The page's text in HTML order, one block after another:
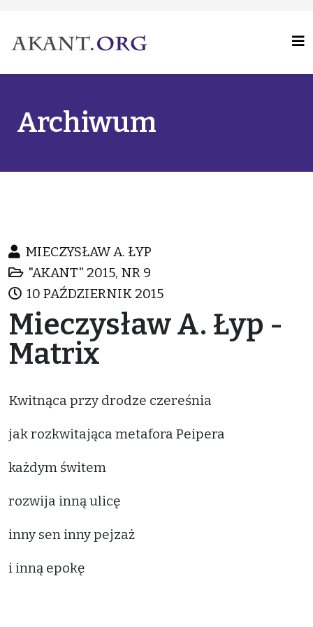
Archiwum
MIECZYSŁAW A. ŁYP
"AKANT" 2015, NR 9
10 PAŹDZIERNIK 2015
Mieczysław A. Łyp -
Matrix
Kwitnąca przy drodze czereśnia
jak rozkwitająca metafora Peipera
każdym świtem
rozwija inną ulicę
inny sen inny pejzaż
i inną epokę